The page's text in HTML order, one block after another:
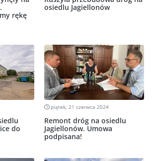
rękę
osiedlu Jagiellonów
do
piątek, 21 czerwca 2024
Remont dróg na osiedlu
Jagiellonów. Umowa
podpisana!